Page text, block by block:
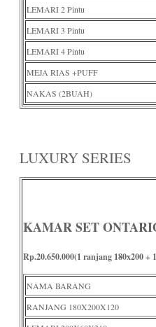
LEMARI 2 Pintu
LEMARI 3 Pintu
LEMARI 4 Pintu
MEJA RIAS +PUFF
NAKAS (2BUAH)
LUXURY SERIES
KAMAR SET
Rp.20.650.000(1 ranjang 180x200 +
NAMA BARANG
RANJANG 180X200X120